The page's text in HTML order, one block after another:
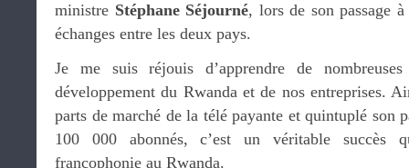
ministre Stéphane Séjourné, lors de son passage
échanges entre les deux pays.
Je me suis réjouis d’apprendre de
développement du Rwanda et de nos entreprises.
parts de marché de la télé payante et quintuplé son
100 000 abonnés, c’est un véritable succès
francophonie au Rwanda.